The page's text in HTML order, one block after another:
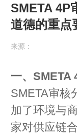
SMETA 4P
道德的重点
来源：
一、SMETA
SMETA审核
加了环境与
家对供应链